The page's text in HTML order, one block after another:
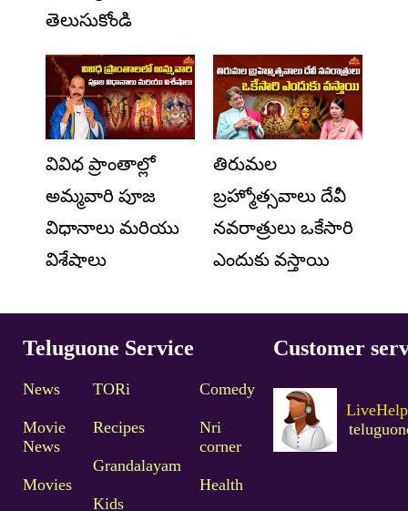
తెలుసుకోండి
వివిధ ప్రాంతాల్లో
అమ్మవారి పూజ
విధానాలు మరియు
విశేషాలు
తిరుమల
బ్రహ్మోత్సవాలు దేవీ
నవరాత్రులు ఒకేసారి
ఎందుకు వస్తాయి
Teluguone Service
News
Movie
News
Movies
TORi
Recipes
Grandalayam
Kids
Comedy
Nri
corner
Health
Customer